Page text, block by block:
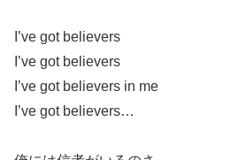
I’ve got believers
I’ve got believers
I’ve got believers in me
I’ve got believers…